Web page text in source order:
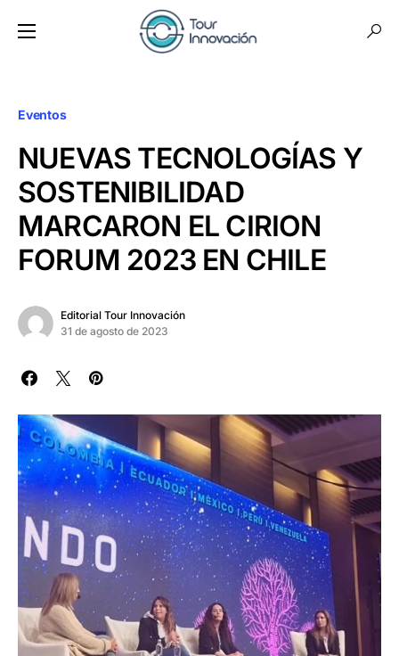
Eventos
NUEVAS TECNOLOGÍAS Y
SOSTENIBILIDAD
MARCARON EL CIRION
FORUM 2023 EN CHILE
Editorial Tour Innovación
31 de agosto de 2023